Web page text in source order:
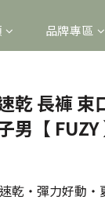
品牌專區
乾 長褲 束
男【 FUZY
乾・彈力好動・